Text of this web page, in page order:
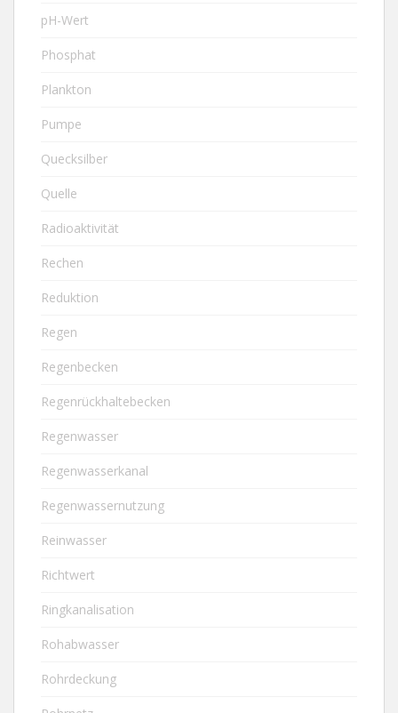
pH-Wert
Phosphat
Plankton
Pumpe
Quecksilber
Quelle
Radioaktivität
Rechen
Reduktion
Regen
Regenbecken
Regenrückhaltebecken
Regenwasser
Regenwasserkanal
Regenwassernutzung
Reinwasser
Richtwert
Ringkanalisation
Rohabwasser
Rohrdeckung